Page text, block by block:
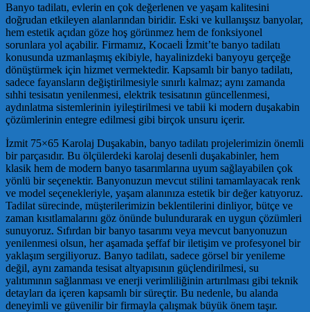
Banyo tadilatı, evlerin en çok değerlenen ve yaşam kalitesini
doğrudan etkileyen alanlarından biridir. Eski ve kullanışsız banyolar,
hem estetik açıdan göze hoş görünmez hem de fonksiyonel
sorunlara yol açabilir. Firmamız, Kocaeli İzmit’te banyo tadilatı
konusunda uzmanlaşmış ekibiyle, hayalinizdeki banyoyu gerçeğe
dönüştürmek için hizmet vermektedir. Kapsamlı bir banyo tadilatı,
sadece fayansların değiştirilmesiyle sınırlı kalmaz; aynı zamanda
sıhhi tesisatın yenilenmesi, elektrik tesisatının güncellenmesi,
aydınlatma sistemlerinin iyileştirilmesi ve tabii ki modern duşakabin
çözümlerinin entegre edilmesi gibi birçok unsuru içerir.
İzmit 75×65 Karolaj Duşakabin, banyo tadilatı projelerimizin önemli
bir parçasıdır. Bu ölçülerdeki karolaj desenli duşakabinler, hem
klasik hem de modern banyo tasarımlarına uyum sağlayabilen çok
yönlü bir seçenektir. Banyonuzun mevcut stilini tamamlayacak renk
ve model seçenekleriyle, yaşam alanınıza estetik bir değer katıyoruz.
Tadilat sürecinde, müşterilerimizin beklentilerini dinliyor, bütçe ve
zaman kısıtlamalarını göz önünde bulundurarak en uygun çözümleri
sunuyoruz. Sıfırdan bir banyo tasarımı veya mevcut banyonuzun
yenilenmesi olsun, her aşamada şeffaf bir iletişim ve profesyonel bir
yaklaşım sergiliyoruz. Banyo tadilatı, sadece görsel bir yenileme
değil, aynı zamanda tesisat altyapısının güçlendirilmesi, su
yalıtımının sağlanması ve enerji verimliliğinin artırılması gibi teknik
detayları da içeren kapsamlı bir süreçtir. Bu nedenle, bu alanda
deneyimli ve güvenilir bir firmayla çalışmak büyük önem taşır.